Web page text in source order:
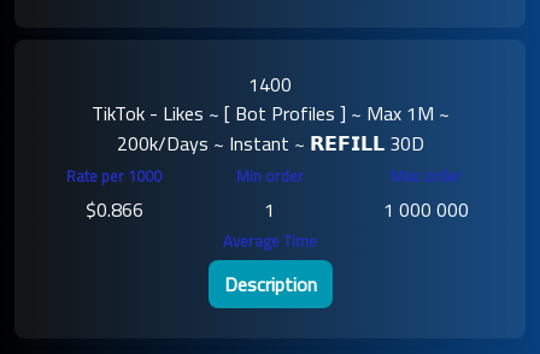
1400
TikTok - Likes ~ [ Bot Profiles ] ~ Max 1M ~
200k/Days ~ Instant ~ 𝗥𝗘𝗙𝗜𝗟𝗟 30D
$0.866
1 1 000 000
Description